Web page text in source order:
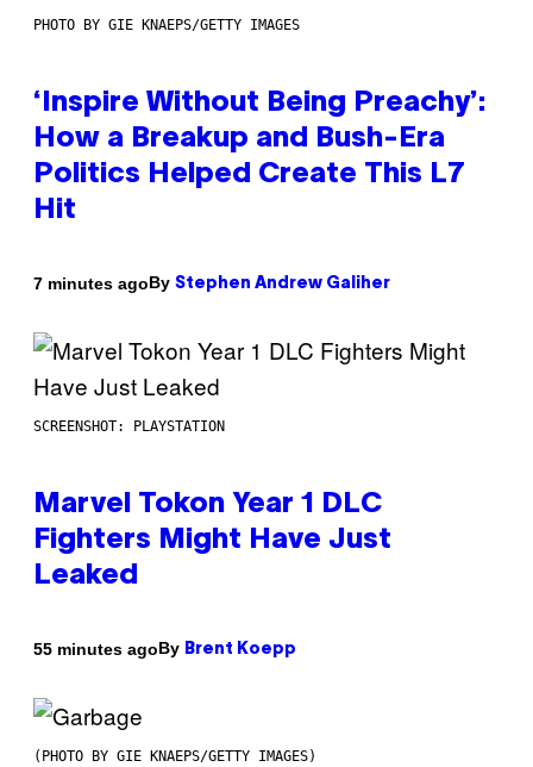
PHOTO BY GIE KNAEPS/GETTY IMAGES
‘Inspire Without Being Preachy’:
How a Breakup and Bush-Era
Politics Helped Create This L7
Hit
7 minutes agoBy Stephen Andrew Galiher
SCREENSHOT: PLAYSTATION
Marvel Tokon Year 1 DLC
Fighters Might Have Just
Leaked
55 minutes agoBy Brent Koepp
(PHOTO BY GIE KNAEPS/GETTY IMAGES)